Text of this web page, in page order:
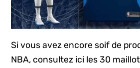
Si vous avez encore soif de
NBA, consultez ici les 30